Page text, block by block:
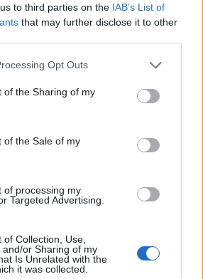
to third parties on the IAB’s List of
that may further disclose it to other
app uses one or more Google
or usage behaviour. You may click to
to Google and its third-party tags to
specified purposes in below Google
Opt Outs
of the Sharing of my
of the Sale of my
of processing my
Targeted Advertising.
Collection, Use,
and/or Sharing of my
Is Unrelated with the
it was collected.
στην περιοχή υποχώρησαν
αυτό καταγράφεται η
ετών, επίπεδο που είχε
φορά το τέταρτο τρίμηνο
οι Έλληνες εργοδότες σε